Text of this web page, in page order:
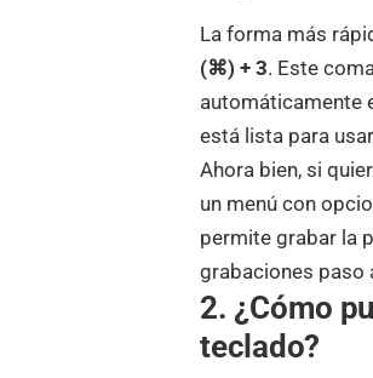
La forma más
(⌘) + 3. Este
automáticamente
está lista para
Ahora bien, si
un menú con
permite grabar la
grabaciones paso
2. ¿Cómo
teclado?